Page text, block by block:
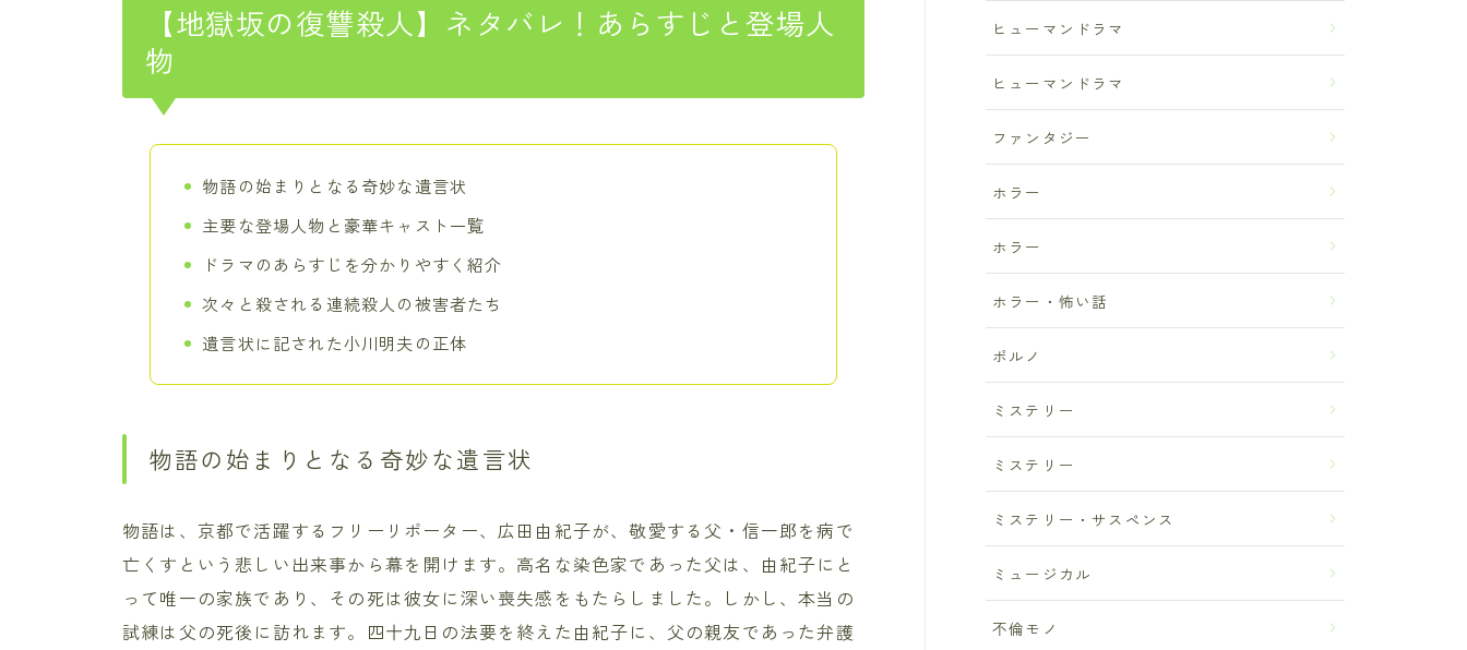
【地獄坂の復讐殺人】ネタバレ！あらすじと登場人
物
物語の始まりとなる奇妙な遺言状
主要な登場人物と豪華キャスト一覧
ドラマのあらすじを分かりやすく紹介
次々と殺される連続殺人の被害者たち
遺言状に記された小川明夫の正体
物語の始まりとなる奇妙な遺言状
物語は、京都で活躍するフリーリポーター、広田由紀子が、敬愛する父・信一郎を病で
亡くすという悲しい出来事から幕を開けます。高名な染色家であった父は、由紀子にと
って唯一の家族であり、その死は彼女に深い喪失感をもたらしました。しかし、本当の
試練は父の死後に訪れます。四十九日の法要を終えた由紀子に、父の親友であった弁護
ヒューマンドラマ
ヒューマンドラマ
ファンタジー
ホラー
ホラー
ホラー・怖い話
ポルノ
ミステリー
ミステリー
ミステリー・サスペンス
ミュージカル
不倫モノ